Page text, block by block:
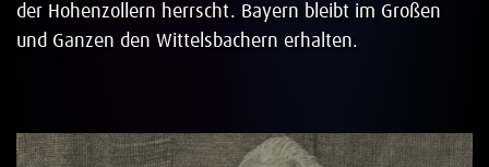
der Hohenzollern herrscht. Bayern bleibt im Großen
und Ganzen den Wittelsbachern erhalten.